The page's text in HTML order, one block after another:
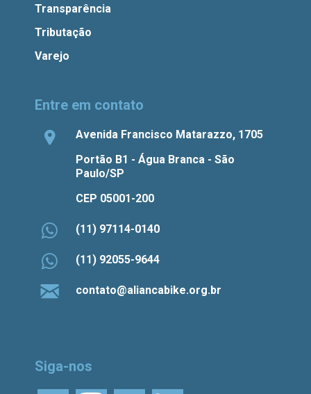
Transparência
Tributação
Varejo
Entre em contato
Avenida Francisco Matarazzo, 1705
Portão B1 - Água Branca - São
Paulo/SP
CEP 05001-200
(11) 97114-0140
(11) 92055-9644
contato@aliancabike.org.br
Siga-nos